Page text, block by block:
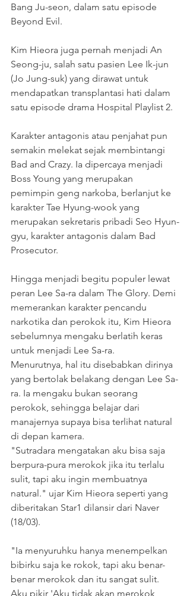
Bang Ju-seon, dalam satu episode
Beyond Evil.
Kim Hieora juga pernah menjadi An
Seong-ju, salah satu pasien Lee Ik-jun
(Jo Jung-suk) yang dirawat untuk
mendapatkan transplantasi hati dalam
satu episode drama Hospital Playlist 2.
Karakter antagonis atau penjahat pun
semakin melekat sejak membintangi
Bad and Crazy. Ia dipercaya menjadi
Boss Young yang merupakan
pemimpin geng narkoba, berlanjut ke
karakter Tae Hyung-wook yang
merupakan sekretaris pribadi Seo Hyun-
gyu, karakter antagonis dalam Bad
Prosecutor.
Hingga menjadi begitu populer lewat
peran Lee Sa-ra dalam The Glory. Demi
memerankan karakter pencandu
narkotika dan perokok itu, Kim Hieora
sebelumnya mengaku berlatih keras
untuk menjadi Lee Sa-ra.
Menurutnya, hal itu disebabkan dirinya
yang bertolak belakang dengan Lee Sa-
ra. Ia mengaku bukan seorang
perokok, sehingga belajar dari
manajernya supaya bisa terlihat natural
di depan kamera.
"Sutradara mengatakan aku bisa saja
berpura-pura merokok jika itu terlalu
sulit, tapi aku ingin membuatnya
natural." ujar Kim Hieora seperti yang
diberitakan Star1 dilansir dari Naver
(18/03).
"Ia menyuruhku hanya menempelkan
bibirku saja ke rokok, tapi aku benar-
benar merokok dan itu sangat sulit.
Aku pikir 'Aku tidak akan merokok